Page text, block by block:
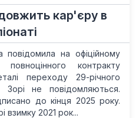
кар'єру в
повідомила на офіційному
контракту
переходу 29-річного
Зорі не повідомляються.
до кінця 2025 року.
взимку 2021 рок...